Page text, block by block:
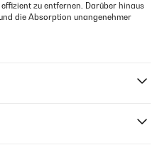
zu entfernen. Darüber hinaus
die Absorption unangenehmer